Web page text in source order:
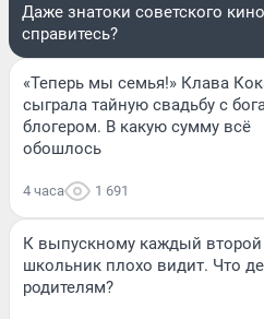
Даже знатоки советского
справитесь?
«Теперь мы семья!» Клава
сыграла тайную свадьбу с
блогером. В какую сумму всё
обошлось
4 часа 1 691
К выпускному каждый второй
школьник плохо видит. Что
родителям?